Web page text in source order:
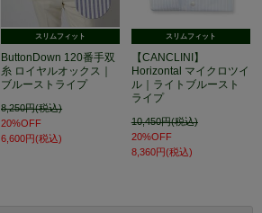
スリムフィット
ButtonDown 120番手双
糸 ロイヤルオックス｜
ブルーストライプ
8,250円(税込)
20%OFF
6,600円(税込)
スリムフィット
【CANCLINI】
Horizontal マイクロツイ
ル｜ライトブルースト
ライプ
10,450円(税込)
20%OFF
8,360円(税込)